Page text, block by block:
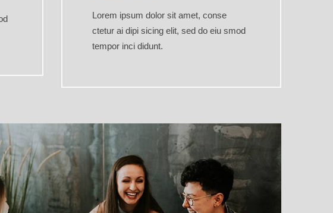
Lorem ipsum dolor sit amet, conse
ctetur ai dipi sicing elit, sed do eiu smod
tempor inci didunt.